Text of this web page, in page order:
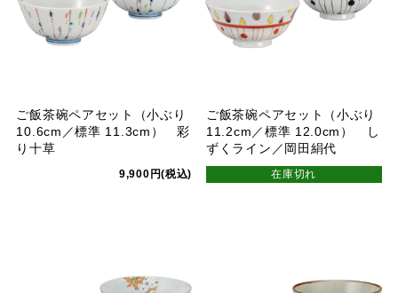
ご飯茶碗ペアセット（小ぶり
10.6cm／標準 11.3cm） 彩
り十草
9,900円(税込)
ご飯茶碗ペアセット（小ぶり
11.2cm／標準 12.0cm） し
ずくライン／岡田絹代
在庫切れ